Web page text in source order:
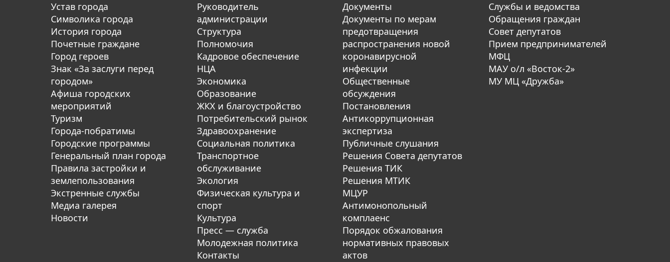
Устав города
Символика города
История города
Почетные граждане
Город героев
Знак «За заслуги перед
городом»
Афиша городских
мероприятий
Туризм
Города-побратимы
Городские программы
Генеральный план города
Правила застройки и
землепользования
Экстренные службы
Медиа галерея
Новости
Руководитель
администрации
Структура
Полномочия
Кадровое обеспечение
НЦА
Экономика
Образование
ЖКХ и благоустройство
Потребительский рынок
Здравоохранение
Социальная политика
Транспортное
обслуживание
Экология
Физическая культура и
спорт
Культура
Пресс — служба
Молодежная политика
Контакты
Документы
Документы по мерам
предотвращения
распространения новой
коронавирусной
инфекции
Общественные
обсуждения
Постановления
Антикоррупционная
экспертиза
Публичные слушания
Решения Совета депутатов
Решения ТИК
Решения МТИК
МЦУР
Антимонопольный
комплаенс
Порядок обжалования
нормативных правовых
актов
Службы и ведомства
Обращения граждан
Совет депутатов
Прием предпринимателей
МФЦ
МАУ о/л «Восток-2»
МУ МЦ «Дружба»